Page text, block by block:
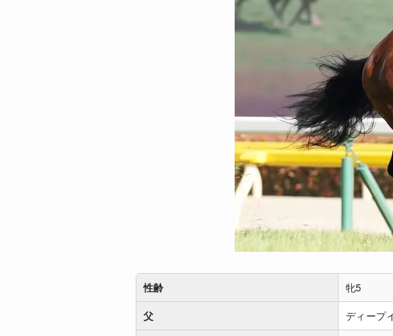
性齢
牝5
父
ディープ